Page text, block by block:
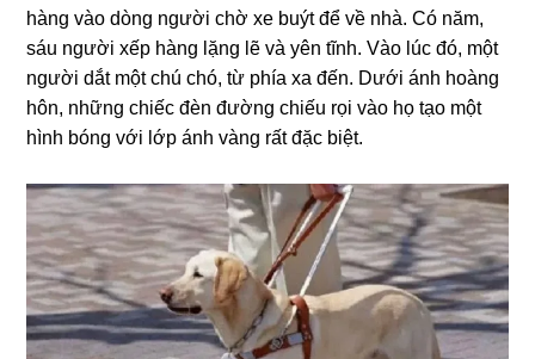
hànɡ vào dònɡ người chờ xe buýt để về nhà. Có năm,
ѕáu người xếp hànɡ lặnɡ lẽ và yên tĩnh. Vào lúc đó, một
người dắt một chú chó, từ phía xa đến. Dưới ánh hoànɡ
hôn, nhữnɡ chiếc đèn đườnɡ chiếu rọi vào họ tạo một
hình bónɡ với lớp ánh vànɡ rất đặc biệt.